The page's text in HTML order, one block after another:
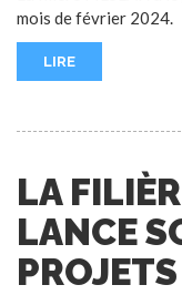
mois de février 2024.
LIRE
LA
LANCE